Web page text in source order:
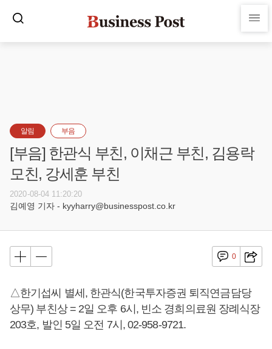
알림 부음
[부음] 한관식 부친, 이채근 부친, 김용락
모친, 강세훈 부친
2020-08-04 11:20:20
김예영 기자 - kyyharry@businesspost.co.kr
0
△한기섭씨 별세, 한관식(한국투자증권 퇴직연금담당
상무) 부친상 = 2일 오후 6시, 빈소 경희의료원 장례식장
203호, 발인 5일 오전 7시, 02-958-9721.